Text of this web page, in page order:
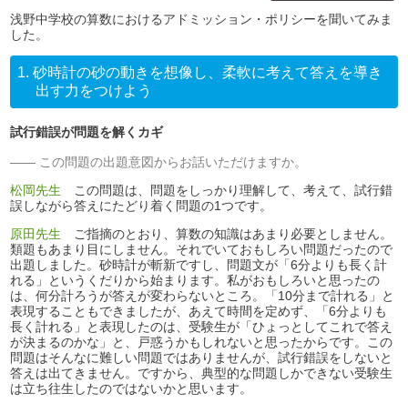
浅野中学校の算数におけるアドミッション・ポリシーを聞いてみま
した。
1. 砂時計の砂の動きを想像し、柔軟に考えて答えを導き
出す力をつけよう
試行錯誤が問題を解くカギ
この問題の出題意図からお話いただけますか。
松岡先生 この問題は、問題をしっかり理解して、考えて、試行錯
誤しながら答えにたどり着く問題の1つです。
原田先生 ご指摘のとおり、算数の知識はあまり必要としません。
類題もあまり目にしません。それでいておもしろい問題だったので
出題しました。砂時計が斬新ですし、問題文が「6分よりも長く計
れる」というくだりから始まります。私がおもしろいと思ったの
は、何分計ろうが答えが変わらないところ。「10分まで計れる」と
表現することもできましたが、あえて時間を定めず、「6分よりも
長く計れる」と表現したのは、受験生が「ひょっとしてこれで答え
が決まるのかな」と、戸惑うかもしれないと思ったからです。この
問題はそんなに難しい問題ではありませんが、試行錯誤をしないと
答えは出てきません。ですから、典型的な問題しかできない受験生
は立ち往生したのではないかと思います。